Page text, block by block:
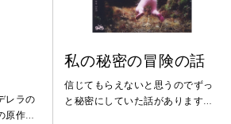
レラの
原作
私の秘密の冒険の話
信じてもらえないと思うのでずっ
と秘密にしていた話があります。